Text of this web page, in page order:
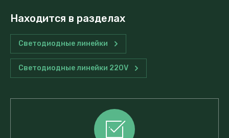
Находится в разделах
Светодиодные линейки
Светодиодные линейки 220V